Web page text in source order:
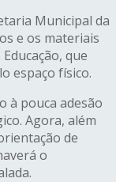
Municipal da
e os materiais
que
espaço físico.
à pouca adesão
Agora, além
de
o